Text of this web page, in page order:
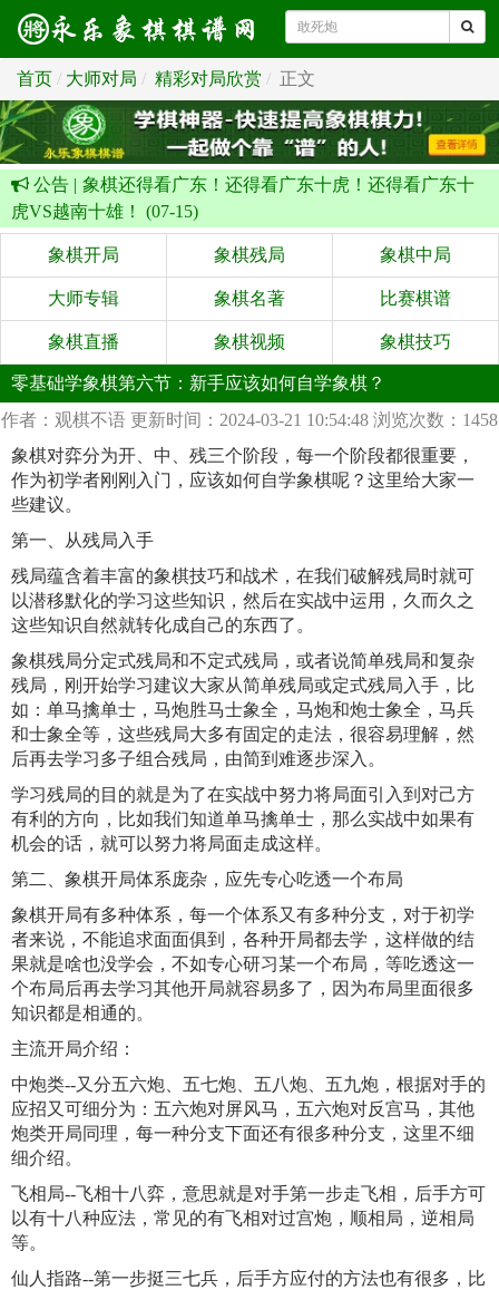
首页 大师对局 精彩对局欣赏 正文
公告 | 象棋还得看广东！还得看广东十虎！还得看广东十
虎VS越南十雄！ (07-15)
象棋开局 象棋残局 象棋中局
大师专辑 象棋名著 比赛棋谱
象棋直播 象棋视频 象棋技巧
零基础学象棋第六节：新手应该如何自学象棋？
作者：观棋不语 更新时间：2024-03-21 10:54:48 浏览次数：1458
象棋对弈分为开、中、残三个阶段，每一个阶段都很重要，
作为初学者刚刚入门，应该如何自学象棋呢？这里给大家一
些建议。
第一、从残局入手
残局蕴含着丰富的象棋技巧和战术，在我们破解残局时就可
以潜移默化的学习这些知识，然后在实战中运用，久而久之
这些知识自然就转化成自己的东西了。
象棋残局分定式残局和不定式残局，或者说简单残局和复杂
残局，刚开始学习建议大家从简单残局或定式残局入手，比
如：单马擒单士，马炮胜马士象全，马炮和炮士象全，马兵
和士象全等，这些残局大多有固定的走法，很容易理解，然
后再去学习多子组合残局，由简到难逐步深入。
学习残局的目的就是为了在实战中努力将局面引入到对己方
有利的方向，比如我们知道单马擒单士，那么实战中如果有
机会的话，就可以努力将局面走成这样。
第二、象棋开局体系庞杂，应先专心吃透一个布局
象棋开局有多种体系，每一个体系又有多种分支，对于初学
者来说，不能追求面面俱到，各种开局都去学，这样做的结
果就是啥也没学会，不如专心研习某一个布局，等吃透这一
个布局后再去学习其他开局就容易多了，因为布局里面很多
知识都是相通的。
主流开局介绍：
中炮类--又分五六炮、五七炮、五八炮、五九炮，根据对手的
应招又可细分为：五六炮对屏风马，五六炮对反宫马，其他
炮类开局同理，每一种分支下面还有很多种分支，这里不细
细介绍。
飞相局--飞相十八弈，意思就是对手第一步走飞相，后手方可
以有十八种应法，常见的有飞相对过宫炮，顺相局，逆相局
等。
仙人指路--第一步挺三七兵，后手方应付的方法也有很多，比